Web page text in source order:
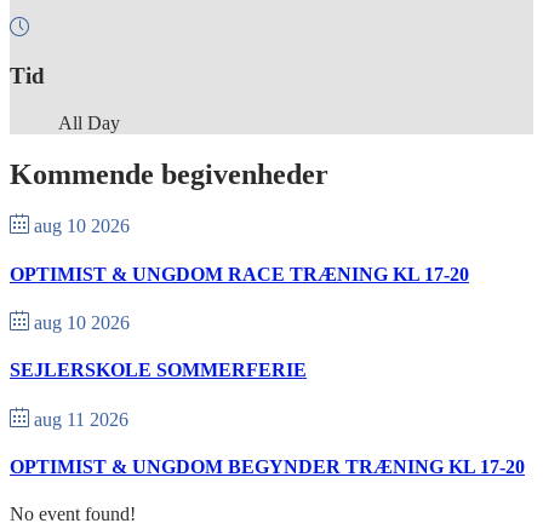
Tid
All Day
Kommende begivenheder
aug 10 2026
OPTIMIST & UNGDOM RACE TRÆNING KL 17-20
aug 10 2026
SEJLERSKOLE SOMMERFERIE
aug 11 2026
OPTIMIST & UNGDOM BEGYNDER TRÆNING KL 17-20
No event found!